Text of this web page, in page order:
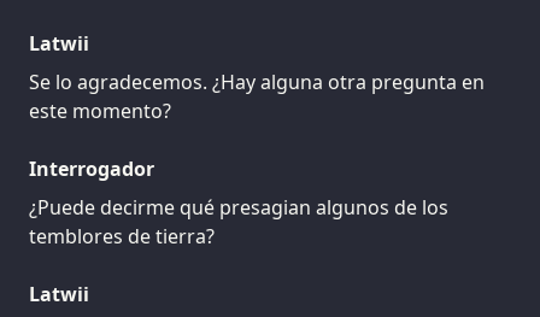
Latwii
Se lo agradecemos. ¿Hay alguna otra pregunta en
este momento?
Interrogador
¿Puede decirme qué presagian algunos de los
temblores de tierra?
Latwii